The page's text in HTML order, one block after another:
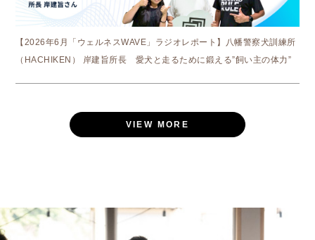
【2026年6月「ウェルネスWAVE」ラジオレポート】八幡警察犬訓練所
（HACHIKEN） 岸建旨所長 愛犬と走るために鍛える”飼い主の体力”
VIEW MORE